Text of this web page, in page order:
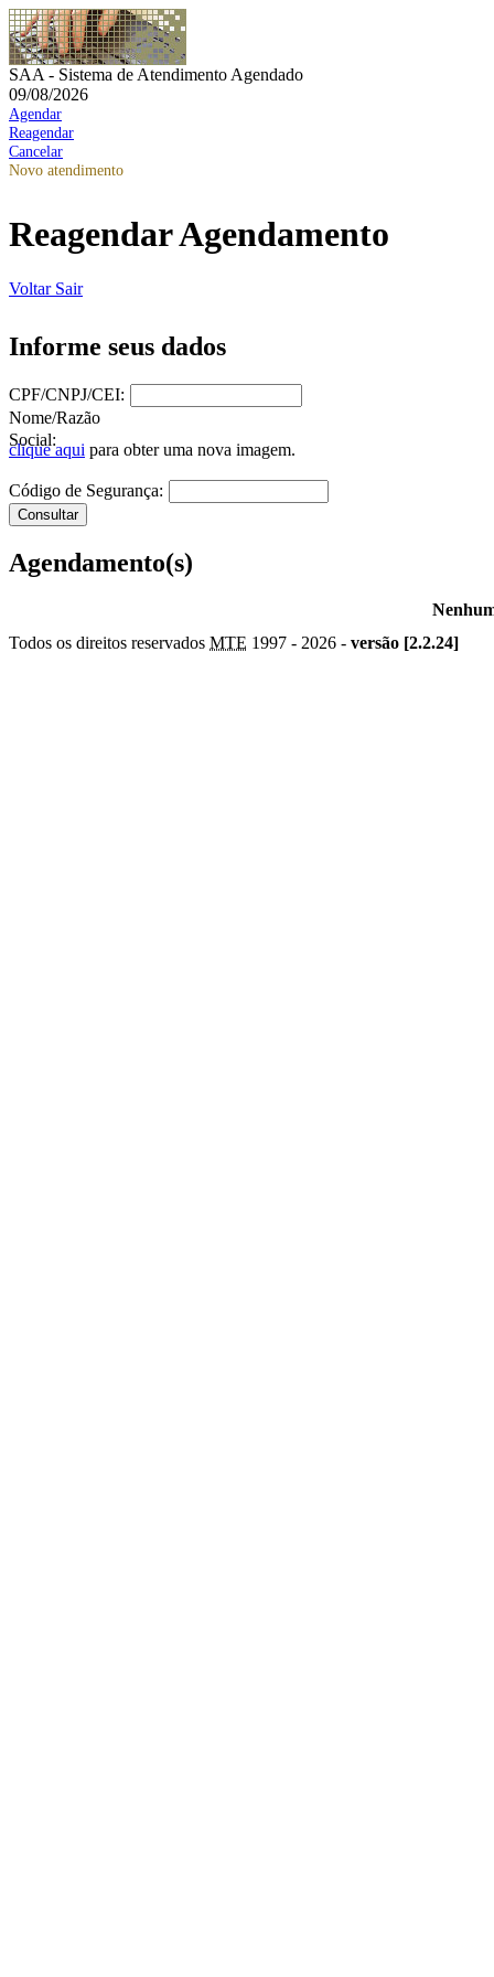
SAA - Sistema de Atendimento Agendado
09/08/2026
Agendar
Reagendar
Cancelar
Novo atendimento
Reagendar Agendamento
Voltar Sair
Informe seus dados
CPF/CNPJ/CEI:
Nome/Razão
Social:
clique aqui para obter uma nova imagem.
Código de Segurança:
Agendamento(s)
Todos os direitos reservados MTE 1997 - 2026 - versão [2.2.24]